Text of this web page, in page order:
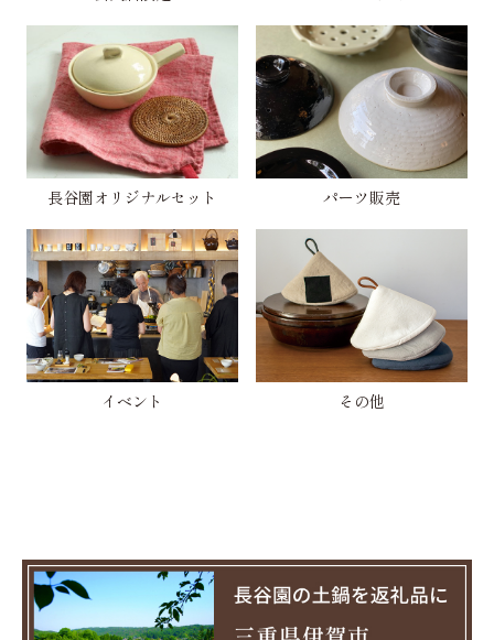
長谷園オリジナルセット パーツ販売
イベント その他